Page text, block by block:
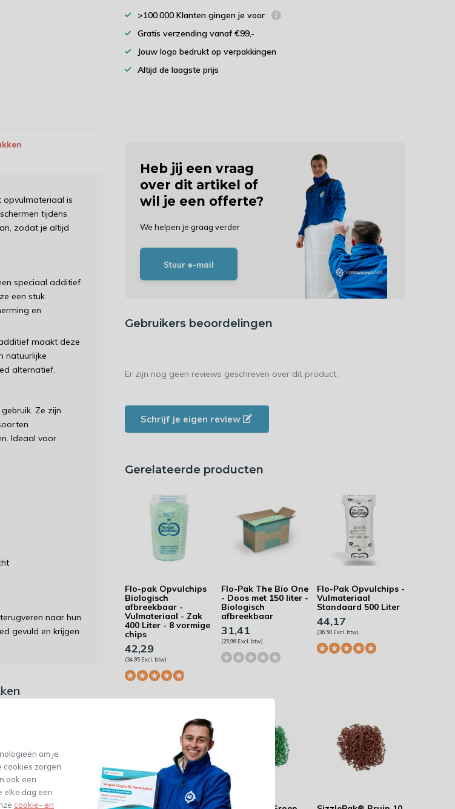
om je
cookies zorgen
ook een
elke dag een
cookie- en
>100.000 Klanten gingen je voor
Gratis verzending vanaf €99,-
Jouw logo bedrukt op verpakkingen
Altijd de laagste prijs
opvulmateriaal is
tijdens
zodat je altijd
speciaal additief
een stuk
en
maakt deze
natuurlijke
alternatief.
Ze zijn
Ideaal voor
naar hun
gevuld en krijgen
geleverd.
heb je de
Heb jij een vraag
over dit artikel of
wil je een offerte?
We helpen je graag verder
Stuur e-mail
Gebruikers beoordelingen
Er zijn nog geen reviews geschreven over dit product.
Schrijf je eigen review
Gerelateerde producten
Flo-pak Opvulchips
Biologisch
afbreekbaar -
Vulmateriaal - Zak
400 Liter - 8 vormige
chips
42,29
(34,95 Excl. btw)
Flo-Pak The Bio One
- Doos met 150 liter -
Biologisch
afbreekbaar
31,41
(25,96 Excl. btw)
Flo-Pak Opvulchips -
Vulmateriaal
Standaard 500 Liter
44,17
(36,50 Excl. btw)